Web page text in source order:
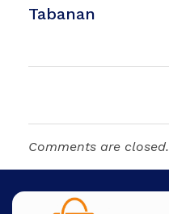
Tabanan
Comments are closed.